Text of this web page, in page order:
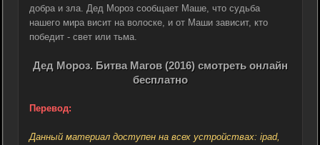
добра и зла. Дед Мороз сообщает Маше, что судьба
нашего мира висит на волоске, и от Маши зависит, кто
победит - свет или тьма.
Дед Мороз. Битва Магов (2016) смотреть онлайн
бесплатно
Перевод:
Данный материал доступен на всех устройствах: ipad,